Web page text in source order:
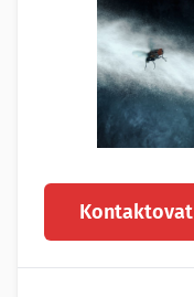
Kontaktovat